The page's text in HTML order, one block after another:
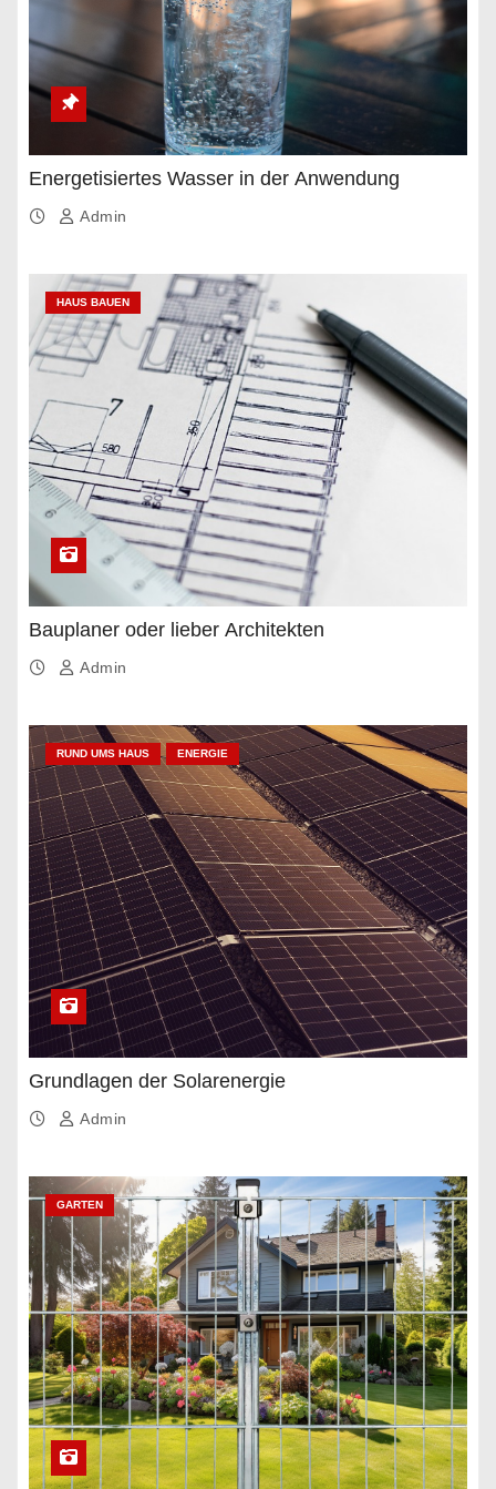
Energetisiertes Wasser in der Anwendung
Admin
HAUS BAUEN
Bauplaner oder lieber Architekten
Admin
RUND UMS HAUS ENERGIE
Grundlagen der Solarenergie
Admin
GARTEN